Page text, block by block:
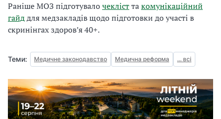
Раніше МОЗ підготувалочеклісттакомунікаційний
гайддля медзакладів щодо підготовки до участі в
скринінгах здоров’я 40+.
Теми: Медичне законодавство Медична реформа ... всі